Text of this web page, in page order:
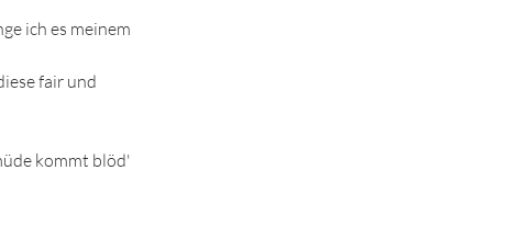
ich es meinem
fair und
kommt blöd'